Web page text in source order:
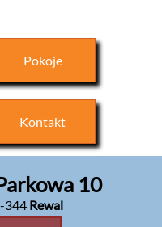
Pokoje
Kontakt
10
344 Rewal